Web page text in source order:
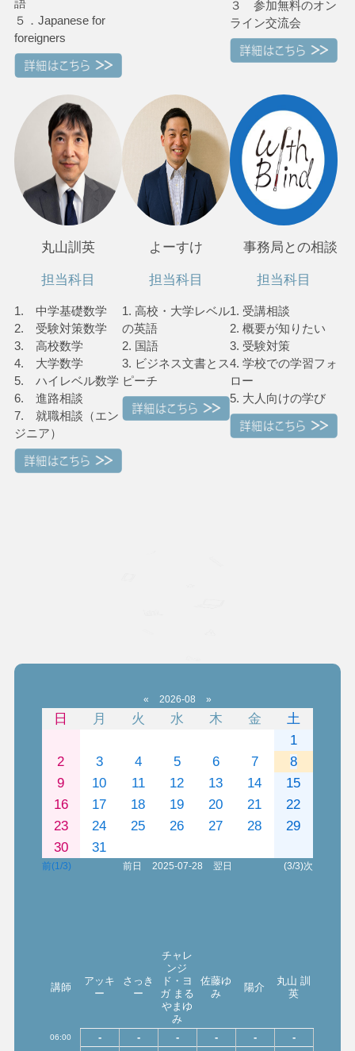
語
５．Japanese for
foreigners
３ 参加無料のオン
ライン交流会
丸山訓英
担当科目
1. 中学基礎数学
2. 受験対策数学
3. 高校数学
4. 大学数学
5. ハイレベル数学
6. 進路相談
7. 就職相談（エン
ジニア）
よーすけ
担当科目
1. 高校・大学レベル
の英語
2. 国語
3. ビジネス文書とス
ピーチ
事務局との相談
担当科目
1. 受講相談
2. 概要が知りたい
3. 受験対策
4. 学校での学習フォ
ロー
5. 大人向けの学び
« 2026-08 »
日 月 火 水 木 金
土
1
2
3 4 5 6 7
8
9
10 11 12 13 14
15
16
17 18 19 20 21
22
23
24 25 26 27 28
29
30
31
前(1/3) 前日 2025-07-28 翌日 (3/3)次
講師
アッキ
ー
さっき
ー
チャレ
ンジ
ド・ヨ
ガ まる
やまゆ
み
佐藤ゆ
み
陽介
丸山 訓
英
06:00 - - - - - -